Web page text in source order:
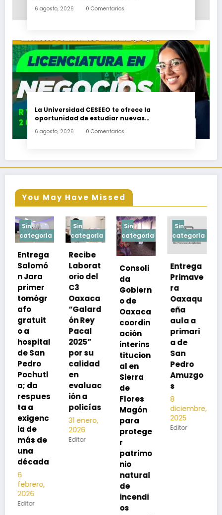
6 agosto, 2026 0 Comentarios
La Universidad CESEEO te ofrece la
oportunidad de estudiar nuevas
Escondido, Ixtepec y en la Matriz Juchitán.
6 agosto, 2026 0 Comentarios
You May Have Missed
Sin
categoría
Recibe
Laborat
orio del
C3
Oaxaca
“Galard
ón Rey
Pacal
2025”
por su
calidad
en
evaluac
ión a
policías
31 enero,
2026
Editor
Sin
categoría
Consoli
da
Gobiern
o de
Oaxaca
coordin
ación
interins
titucion
al en
Sierra
de
Flores
Magón
para
protege
r
Sin
categoría
Entrega
Primave
ra
Oaxaqu
eña
aula a
primari
a de
San
Pedro
Amuzgo
s
8
diciembre,
2025
Editor
Sin
categoría
Exhorta
SSO a
vacuna
rse de
neumoc
oco
para
preveni
r la
neumon
ía
13
noviembre,
2025
Editor